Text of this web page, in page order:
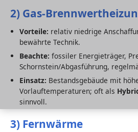
2) Gas-
Vorteile: relativ niedrige
bewährte Technik.
Beachte: fossiler Energieträger,
Schornstein/Abgasführung,
Einsatz: Bestandsgebäude mit
Vorlauftemperaturen; oft als
sinnvoll.
3) Fernwärme